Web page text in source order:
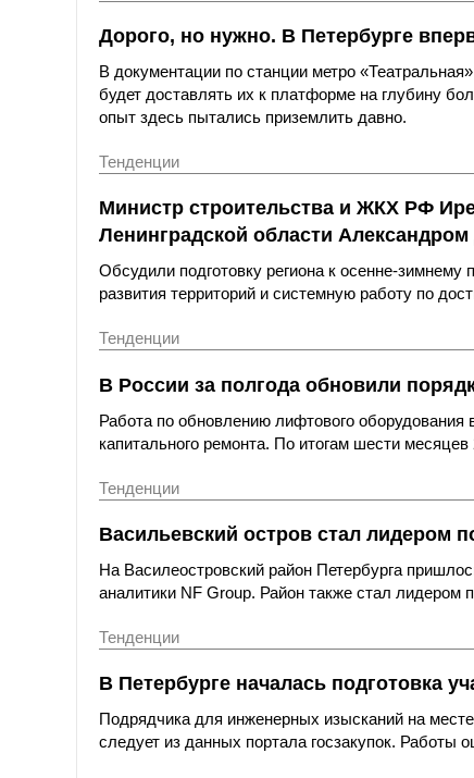
Дорого, но нужно. В Петербурге
В документации по станции метро
будет доставлять их к платформе на глубину
опыт здесь пытались приземлить давно.
Тенденции
Министр строительства и ЖКХ РФ
Ленинградской области
Обсудили подготовку региона к осенне-зимнему
развития территорий и системную работу по
Тенденции
В России за полгода обновили
Работа по обновлению лифтового оборудования
капитального ремонта. По итогам шести
Тенденции
Васильевский остров стал лидером
На Василеостровский район Петербурга
аналитики NF Group. Район также стал лидером
Тенденции
В Петербурге началась подготовка
Подрядчика для инженерных изысканий на
следует из данных портала госзакупок. Работы